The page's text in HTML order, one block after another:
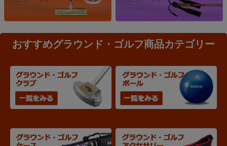
おすすめグラウンド・ゴルフ商品カテゴリー